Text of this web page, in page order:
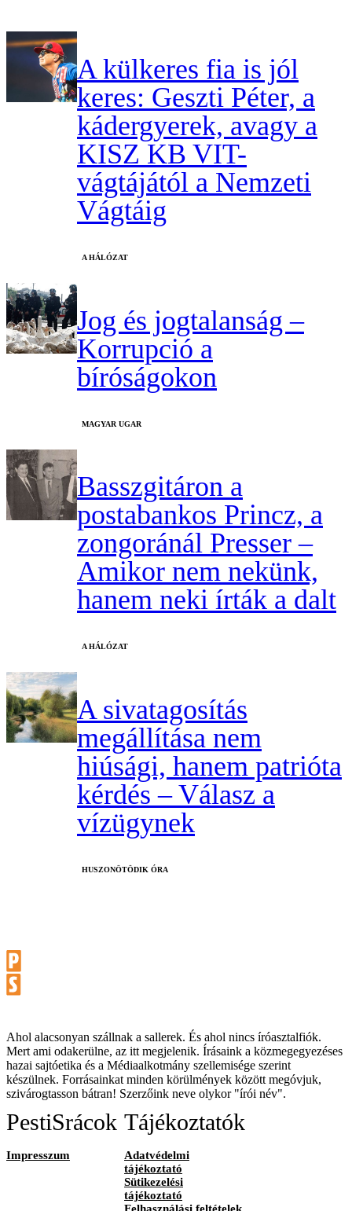
A külkeres fia is jól
keres: Geszti Péter, a
kádergyerek, avagy a
KISZ KB VIT-
vágtájától a Nemzeti
Vágtáig
A HÁLÓZAT
Jog és jogtalanság –
Korrupció a
bíróságokon
MAGYAR UGAR
Basszgitáron a
postabankos Princz, a
zongoránál Presser –
Amikor nem nekünk,
hanem neki írták a dalt
A HÁLÓZAT
A sivatagosítás
megállítása nem
hiúsági, hanem patrióta
kérdés – Válasz a
vízügynek
HUSZONÖTÖDIK ÓRA
Ahol alacsonyan szállnak a sallerek. És ahol nincs íróasztalfiók.
Mert ami odakerülne, az itt megjelenik. Írásaink a közmegegyezéses
hazai sajtóetika és a Médiaalkotmány szellemisége szerint
készülnek. Forrásainkat minden körülmények között megóvjuk,
szivárogtasson bátran! Szerzőink neve olykor "írói név".
PestiSrácok
Impresszum
Tájékoztatók
Adatvédelmi
tájékoztató
Sütikezelési
tájékoztató